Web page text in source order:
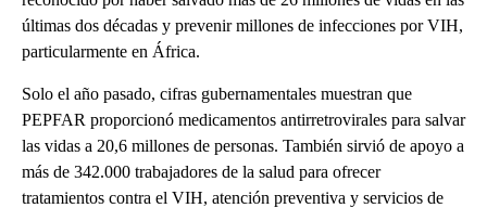
últimas dos décadas y prevenir millones de infecciones por VIH,
particularmente en África.
Solo el año pasado, cifras gubernamentales muestran que
PEPFAR proporcionó medicamentos antirretrovirales para salvar
las vidas a 20,6 millones de personas. También sirvió de apoyo a
más de 342.000 trabajadores de la salud para ofrecer
tratamientos contra el VIH, atención preventiva y servicios de